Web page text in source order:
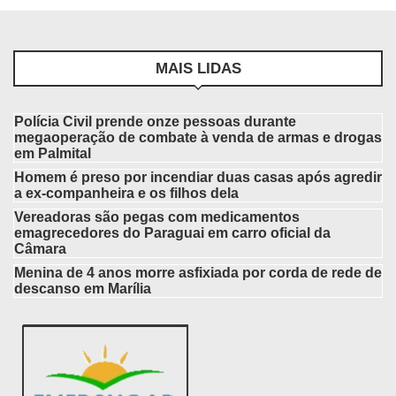
MAIS LIDAS
Polícia Civil prende onze pessoas durante
megaoperação de combate à venda de armas e drogas
em Palmital
Homem é preso por incendiar duas casas após agredir
a ex-companheira e os filhos dela
Vereadoras são pegas com medicamentos
emagrecedores do Paraguai em carro oficial da
Câmara
Menina de 4 anos morre asfixiada por corda de rede de
descanso em Marília